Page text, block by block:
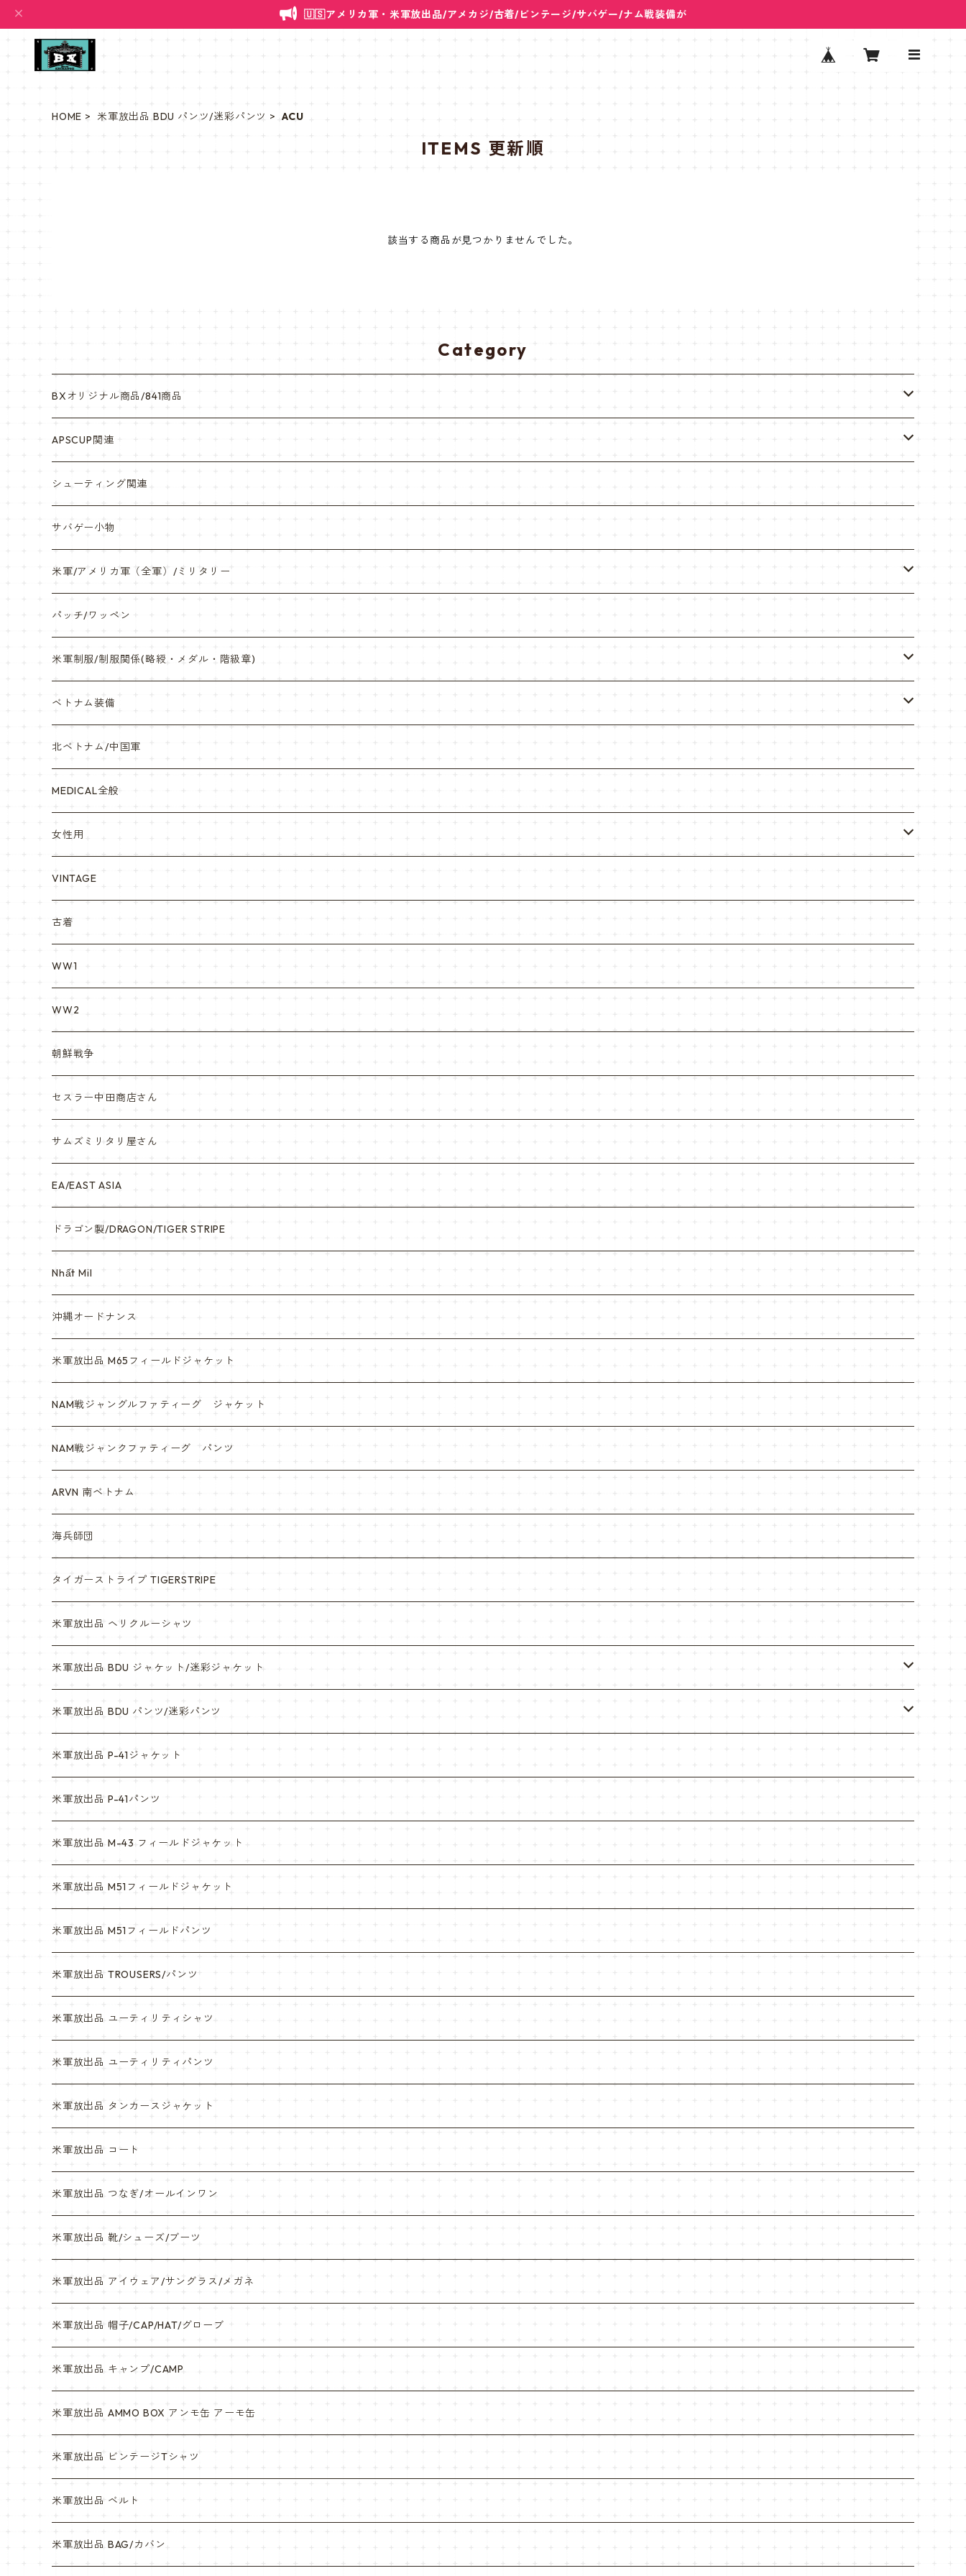
🇺🇸アメリカ軍・米軍放出品/アメカジ/古着/ビンテージ/サバゲー/ナム戦装備が
HOME 米軍放出品 BDU パンツ/迷彩パンツ ACU
ITEMS 更新順
該当する商品が見つかりませんでした。
Category
BXオリジナル商品/841商品
シール・ステッカー（UV加工）
缶バッチ
帽子・Tシャツ・エプロン
ネックレス・アクセサリー・スマホケース
サンダル・Bag
サバゲー装備品・バッテリー
オリジナルパッチ
841マスク・BDUカスタム
赤ちゃん用
YARSOC
シャークマウス
REPRO レプロ
APSCUP関連
岡崎APS部
本体・BB弾・小物類
シューティング関連
サバゲー小物
米軍/アメリカ軍（全軍）/ミリタリー
海兵隊/USMC
陸軍/USARMY
空軍/USAF
海軍/USN
宇宙軍
トレーニングウエア集
ポーラテック/POLARTEC
米軍放出品ブーツ
パッチ/ワッペン
米軍制服/制服関係(略綬・メダル・階級章)
略綬・リボンバー・メダル等
ピンズ類 階級章(ランク)・資格章等
アメリカ軍制服
ベトナム装備
サムズミリタリ屋さん
セスラー中田商店さん
EA east asia
DRAGON ドラゴン
Nyat Mil ニャットミル
カスタム KURI
VietnamEra ウエア
Vietnam ジャングルブーツ
ナム戦装備類/ポーチ・ベルト・小物・ヘルメット等
北ベトナム/中国軍
MEDICAL全般
女性用
ARC アメリカンレッドクロス
NURES
VINTAGE
古着
WW1
WW2
朝鮮戦争
セスラー中田商店さん
サムズミリタリ屋さん
EA/EAST ASIA
ドラゴン製/DRAGON/TIGER STRIPE
Nhất Mil
沖縄オードナンス
米軍放出品 M65フィールドジャケット
NAM戦ジャングルファティーグ ジャケット
NAM戦ジャンクファティーグ パンツ
ARVN 南ベトナム
海兵師団
タイガーストライプ TIGERSTRIPE
米軍放出品 ヘリクルーシャツ
米軍放出品 BDU ジャケット/迷彩ジャケット
ウッドランド
ACU
マルチカム
3c
6c
デザート
デザートマーパット
ABU
NWU
米軍放出品 BDU パンツ/迷彩パンツ
ウッドランド
ACU
マルチカム
3c
6c
デザート
デザートマーパット
ABU
NWU
米軍放出品 P-41ジャケット
米軍放出品 P-41パンツ
米軍放出品 M-43 フィールドジャケット
米軍放出品 M51フィールドジャケット
米軍放出品 M51フィールドパンツ
米軍放出品 TROUSERS/パンツ
米軍放出品 ユーティリティシャツ
米軍放出品 ユーティリティパンツ
米軍放出品 タンカースジャケット
米軍放出品 コート
米軍放出品 つなぎ/オールインワン
米軍放出品 靴/シューズ/ブーツ
米軍放出品 アイウェア/サングラス/メガネ
米軍放出品 帽子/CAP/HAT/グローブ
米軍放出品 キャンプ/CAMP
米軍放出品 AMMO BOX アンモ缶 アーモ缶
米軍放出品 ビンテージTシャツ
米軍放出品 ベルト
米軍放出品 BAG/カバン